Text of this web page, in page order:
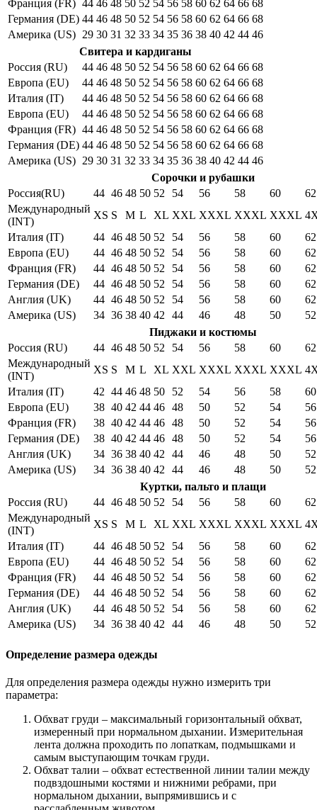
Франция (FR) 44 46 48 50 52 54 56 58 60 62 64 66 68
Германия (DE) 44 46 48 50 52 54 56 58 60 62 64 66 68
Америка (US) 29 30 31 32 33 34 35 36 38 40 42 44 46
Свитера и кардиганы
Россия (RU)
44 46 48 50 52 54 56 58 60 62 64 66 68
Европа (EU)
44 46 48 50 52 54 56 58 60 62 64 66 68
Италия (IT)
44 46 48 50 52 54 56 58 60 62 64 66 68
Европа (EU)
44 46 48 50 52 54 56 58 60 62 64 66 68
Франция (FR) 44 46 48 50 52 54 56 58 60 62 64 66 68
Германия (DE) 44 46 48 50 52 54 56 58 60 62 64 66 68
Америка (US) 29 30 31 32 33 34 35 36 38 40 42 44 46
Сорочки и рубашки
Россия(RU)
44 46 48 50 52 54 56 58 60
62
Международный
(INT)
XS S M L XL XXL XXXL XXXL XXXL
Италия (IT)
44 46 48 50 52 54 56 58 60
62
Европа (EU)
44 46 48 50 52 54 56 58 60
62
Франция (FR)
44 46 48 50 52 54 56 58 60
62
Германия (DE)
44 46 48 50 52 54 56 58 60
62
Англия (UK)
44 46 48 50 52 54 56 58 60
62
Америка (US)
34 36 38 40 42 44 46 48 50
52
Пиджаки и костюмы
Россия (RU)
44 46 48 50 52 54 56 58 60
62
Международный
(INT)
XS S M L XL XXL XXXL XXXL XXXL
Италия (IT)
42 44 46 48 50 52 54 56 58
60
Европа (EU)
38 40 42 44 46 48 50 52 54
56
Франция (FR)
38 40 42 44 46 48 50 52 54
56
Германия (DE)
38 40 42 44 46 48 50 52 54
56
Англия (UK)
34 36 38 40 42 44 46 48 50
52
Америка (US)
34 36 38 40 42 44 46 48 50
52
Куртки, пальто и плащи
Россия (RU)
44 46 48 50 52 54 56 58 60
62
Международный
(INT)
XS S M L XL XXL XXXL XXXL XXXL
Италия (IT)
44 46 48 50 52 54 56 58 60
62
Европа (EU)
44 46 48 50 52 54 56 58 60
62
Франция (FR)
44 46 48 50 52 54 56 58 60
62
Германия (DE)
44 46 48 50 52 54 56 58 60
62
Англия (UK)
44 46 48 50 52 54 56 58 60
62
Америка (US)
34 36 38 40 42 44 46 48 50 52
Определение размера одежды
Для определения размера одежды нужно измерить три
параметра:
Обхват груди – максимальный горизонтальный обхват,
измеренный при нормальном дыхании. Измерительная
лента должна проходить по лопаткам, подмышками и
самым выступающим точкам груди.
Обхват талии – обхват естественной линии талии между
подвздошными костями и нижними ребрами, при
нормальном дыхании, выпрямившись и с